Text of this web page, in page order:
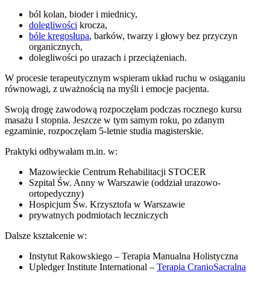
ból kolan, bioder i miednicy,
dolegliwości krocza,
bóle kręgosłupa, barków, twarzy i głowy bez przyczyn
organicznych,
dolegliwości po urazach i przeciążeniach.
W procesie terapeutycznym wspieram układ ruchu w osiąganiu
równowagi, z uważnością na myśli i emocje pacjenta.
Swoją drogę zawodową rozpoczęłam podczas rocznego kursu
masażu I stopnia. Jeszcze w tym samym roku, po zdanym
egzaminie, rozpoczęłam 5-letnie studia magisterskie.
Praktyki odbywałam m.in. w:
Mazowieckie Centrum Rehabilitacji STOCER
Szpital Św. Anny w Warszawie (oddział urazowo-
ortopedyczny)
Hospicjum Św. Krzysztofa w Warszawie
prywatnych podmiotach leczniczych
Dalsze kształcenie w:
Instytut Rakowskiego – Terapia Manualna Holistyczna
Upledger Institute International – Terapia CranioSacralna